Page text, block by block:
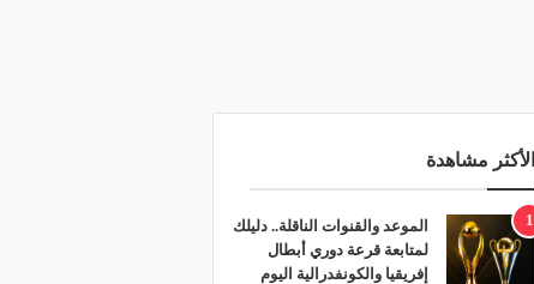
الأكثر مشاهدة
1
الموعد والقنوات الناقلة.. دليلك
لمتابعة قرعة دوري أبطال
إفريقيا والكونفدرالية اليوم